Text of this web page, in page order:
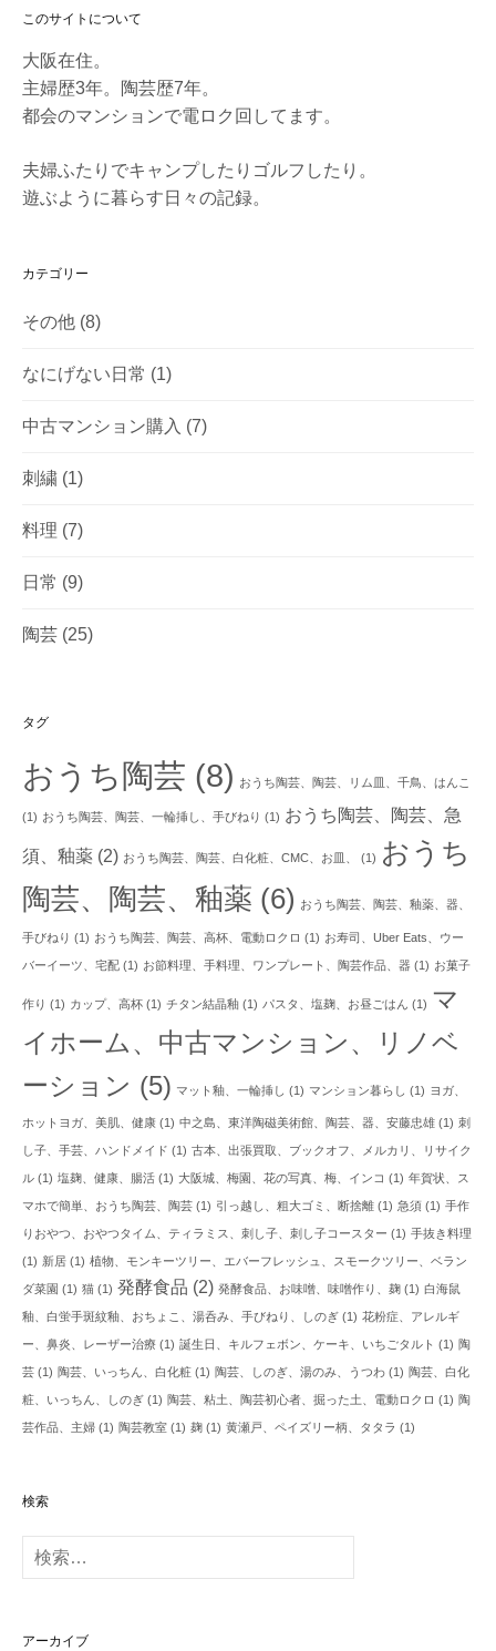
このサイトについて
大阪在住。
主婦歴3年。陶芸歴7年。
都会のマンションで電ロク回してます。
夫婦ふたりでキャンプしたりゴルフしたり。
遊ぶように暮らす日々の記録。
カテゴリー
その他 (8)
なにげない日常 (1)
中古マンション購入 (7)
刺繍 (1)
料理 (7)
日常 (9)
陶芸 (25)
タグ
おうち陶芸 (8) おうち陶芸、陶芸、リム皿、千鳥、はんこ
(1) おうち陶芸、陶芸、一輪挿し、手びねり (1) おうち陶芸、陶芸、急
須、釉薬 (2) おうち陶芸、陶芸、白化粧、CMC、お皿、 (1) おうち
陶芸、陶芸、釉薬 (6) おうち陶芸、陶芸、釉薬、器、
手びねり (1) おうち陶芸、陶芸、高杯、電動ロクロ (1) お寿司、Uber Eats、ウー
バーイーツ、宅配 (1) お節料理、手料理、ワンプレート、陶芸作品、器 (1) お菓子
作り (1) カップ、高杯 (1) チタン結晶釉 (1) パスタ、塩麹、お昼ごはん (1) マ
イホーム、中古マンション、リノベ
ーション (5) マット釉、一輪挿し (1) マンション暮らし (1) ヨガ、
ホットヨガ、美肌、健康 (1) 中之島、東洋陶磁美術館、陶芸、器、安藤忠雄 (1) 刺
し子、手芸、ハンドメイド (1) 古本、出張買取、ブックオフ、メルカリ、リサイク
ル (1) 塩麹、健康、腸活 (1) 大阪城、梅園、花の写真、梅、インコ (1) 年賀状、ス
マホで簡単、おうち陶芸、陶芸 (1) 引っ越し、粗大ゴミ、断捨離 (1) 急須 (1) 手作
りおやつ、おやつタイム、ティラミス、刺し子、刺し子コースター (1) 手抜き料理
(1) 新居 (1) 植物、モンキーツリー、エバーフレッシュ、スモークツリー、ベラン
ダ菜園 (1) 猫 (1) 発酵食品 (2) 発酵食品、お味噌、味噌作り、麹 (1) 白海鼠
釉、白蛍手斑紋釉、おちょこ、湯呑み、手びねり、しのぎ (1) 花粉症、アレルギ
ー、鼻炎、レーザー治療 (1) 誕生日、キルフェボン、ケーキ、いちごタルト (1) 陶
芸 (1) 陶芸、いっちん、白化粧 (1) 陶芸、しのぎ、湯のみ、うつわ (1) 陶芸、白化
粧、いっちん、しのぎ (1) 陶芸、粘土、陶芸初心者、掘った土、電動ロクロ (1) 陶
芸作品、主婦 (1) 陶芸教室 (1) 麹 (1) 黄瀬戸、ペイズリー柄、タタラ (1)
検索
検
索
アーカイブ